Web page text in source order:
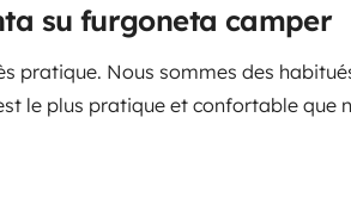
su furgoneta camper
pratique. Nous sommes des
le plus pratique et confortable que